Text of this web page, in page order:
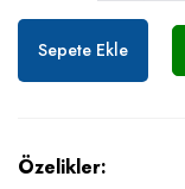
Sepete Ekle
Özelikler: